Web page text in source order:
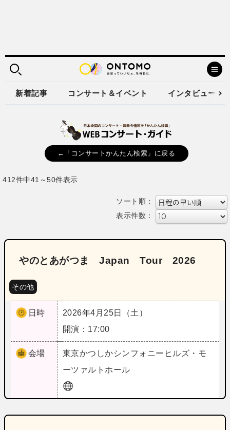
新着記事 コンサート＆イベント インタビュー
←「コンサートかんたん検索」に戻る
412件中41～50件表示
ソート順：
表示件数：
やのとあがつま Japan Tour 2026
その他
日時
2026年4月25日（土）
開演：17:00
会場 東京かつしかシンフォニーヒルズ・モ
ーツァルトホール